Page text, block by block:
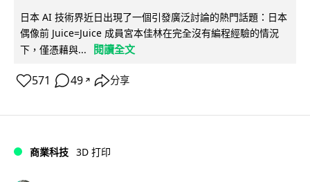
日本 AI 技術界近日出現了一個引發廣泛討論的熱門話題：日本
偶像前 Juice=Juice 成員宮本佳林在完全沒有編程經驗的情況
下，僅憑藉與...
閱讀全文
571 49 ↗ 分享
商業科技 3D 打印